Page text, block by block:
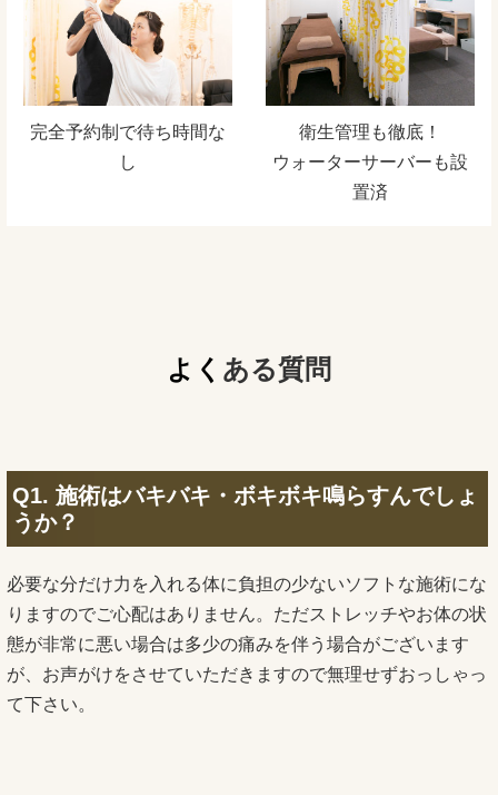
完全予約制で待ち時間な
し
衛生管理も徹底！
ウォーターサーバーも設
置済
よく ある質問
Q1. 施術はバキバキ・ボキボキ鳴らすんでしょ
うか？
必要な分だけ力を入れる体に負担の少ないソフトな施術にな
りますのでご心配はありません。ただストレッチやお体の状
態が非常に悪い場合は多少の痛みを伴う場合がございます
が、お声がけをさせていただきますので無理せずおっしゃっ
て下さい。